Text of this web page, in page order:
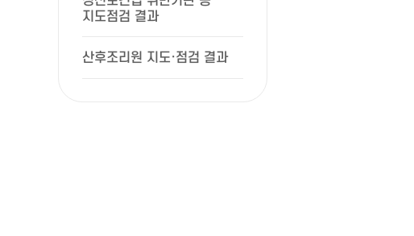
지도점검 결과
산후조리원 지도·점검 결과